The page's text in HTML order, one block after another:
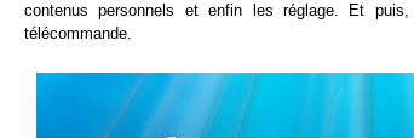
contenus personnels et enfin les réglage. Et
télécommande.